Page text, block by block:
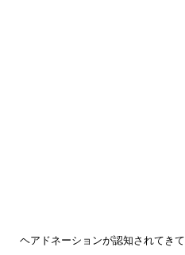
ヘアドネーションが認知されてきて